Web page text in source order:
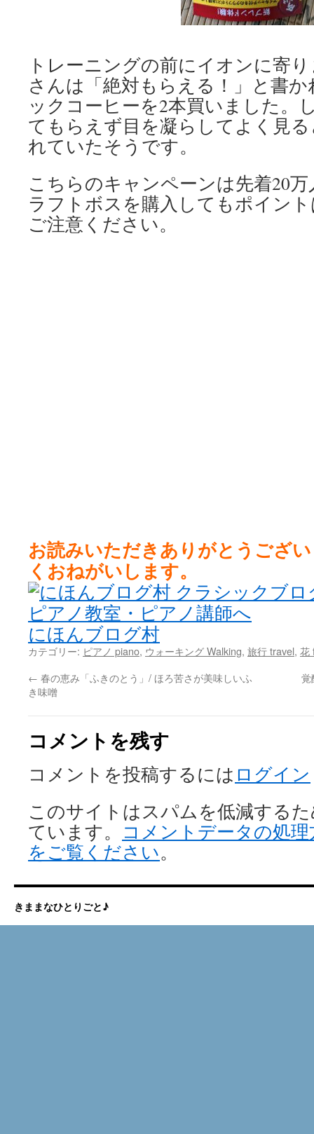
トレーニングの前にイオンに寄
さんは「絶対もらえる！」と書
ックコーヒーを2本買いました。
てもらえず目を凝らしてよく見
れていたそうです。
こちらのキャンペーンは先着20
ラフトボスを購入してもポイン
ご注意ください。
お読みいただきありがとうござ
くおねがいします。
にほんブログ村
カテゴリー: ピアノ piano, ウォーキング Walking, 旅行 travel, 花
← 春の恵み「ふきのとう」/ ほろ苦さが美味しいふ
き味噌
覚
コメントを残す
コメントを投稿するには ログイン
このサイトはスパムを低減するた
ています。
コメントデータの処
をご覧ください。
きままなひとりごと♪